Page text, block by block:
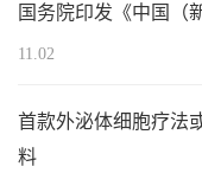
国务院印发《中国（
11.02
首款外泌体细胞疗法
料